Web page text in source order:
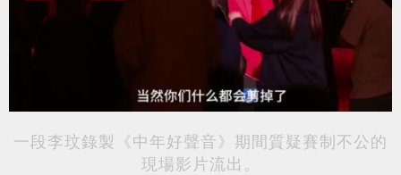
一段李玟錄製《中年好聲音》期間質疑賽制不公的
現場影片流出。